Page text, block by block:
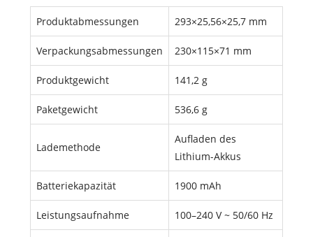
Produktabmessungen 293×25,56×25,7 mm
Verpackungsabmessungen 230×115×71 mm
Produktgewicht 141,2 g
Paketgewicht 536,6 g
Lademethode
Aufladen des
Lithium-Akkus
Batteriekapazität 1900 mAh
Leistungsaufnahme 100–240 V ~ 50/60 Hz